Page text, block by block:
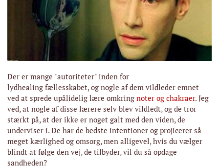
Der er mange "autoriteter" inden for
lydhealing fællesskabet, og nogle af dem vildleder emnet
ved at sprede upålidelig lære omkring noter og chakraer. Jeg
ved, at nogle af disse lærere selv blev vildledt, og de tror
stærkt på, at der ikke er noget galt med den viden, de
underviser i. De har de bedste intentioner og projicerer så
meget kærlighed og omsorg, men alligevel, hvis du vælger
blindt at følge den vej, de tilbyder, vil du så opdage
sandheden?